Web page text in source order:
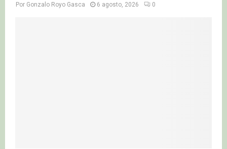
Por Gonzalo Royo Gasca 6 agosto, 2026 0